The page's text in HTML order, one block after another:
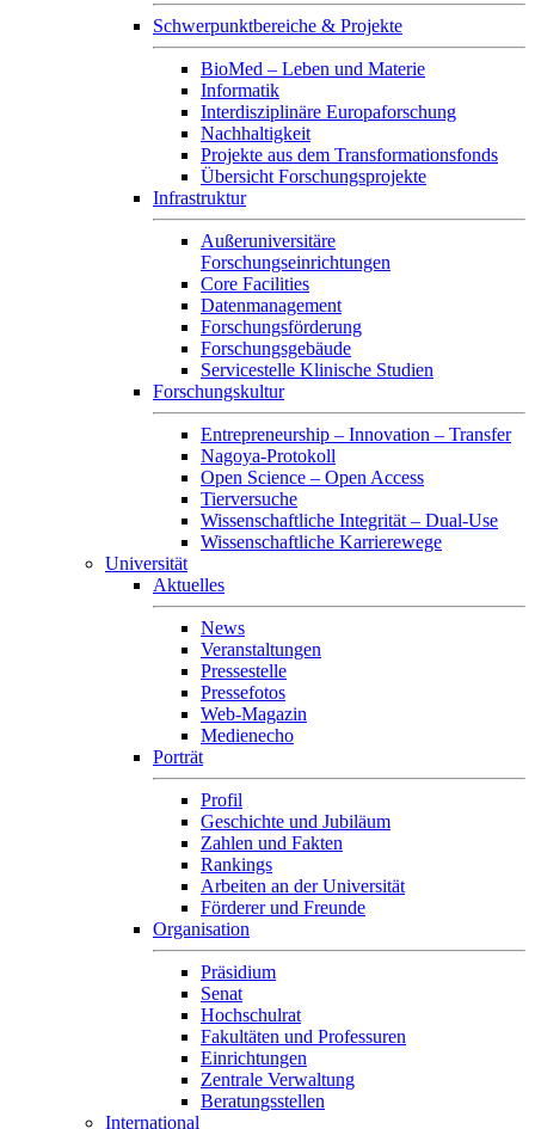
Schwerpunktbereiche & Projekte
BioMed – Leben und Materie
Informatik
Interdisziplinäre Europaforschung
Nachhaltigkeit
Projekte aus dem Transformationsfonds
Übersicht Forschungsprojekte
Infrastruktur
Außeruniversitäre
Forschungseinrichtungen
Core Facilities
Datenmanagement
Forschungsförderung
Forschungsgebäude
Servicestelle Klinische Studien
Forschungskultur
Entrepreneurship – Innovation – Transfer
Nagoya-Protokoll
Open Science – Open Access
Tierversuche
Wissenschaftliche Integrität – Dual-Use
Wissenschaftliche Karrierewege
Universität
Aktuelles
News
Veranstaltungen
Pressestelle
Pressefotos
Web-Magazin
Medienecho
Porträt
Profil
Geschichte und Jubiläum
Zahlen und Fakten
Rankings
Arbeiten an der Universität
Förderer und Freunde
Organisation
Präsidium
Senat
Hochschulrat
Fakultäten und Professuren
Einrichtungen
Zentrale Verwaltung
Beratungsstellen
International